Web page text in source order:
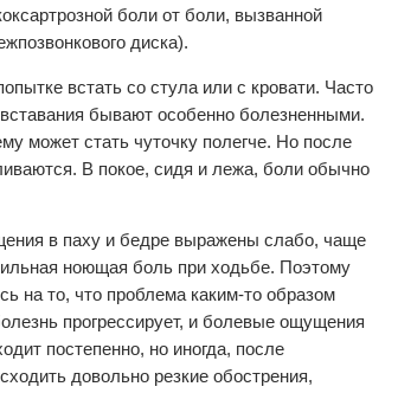
боли от боли, вызванной
диска).
встать со стула или с кровати. Часто
бывают особенно болезненными.
может стать чуточку полегче. Но после
В покое, сидя и лежа, боли обычно
в паху и бедре выражены слабо, чаще
ноющая боль при ходьбе. Поэтому
на то, что проблема каким-то образом
прогрессирует, и болевые ощущения
постепенно, но иногда, после
довольно резкие обострения,